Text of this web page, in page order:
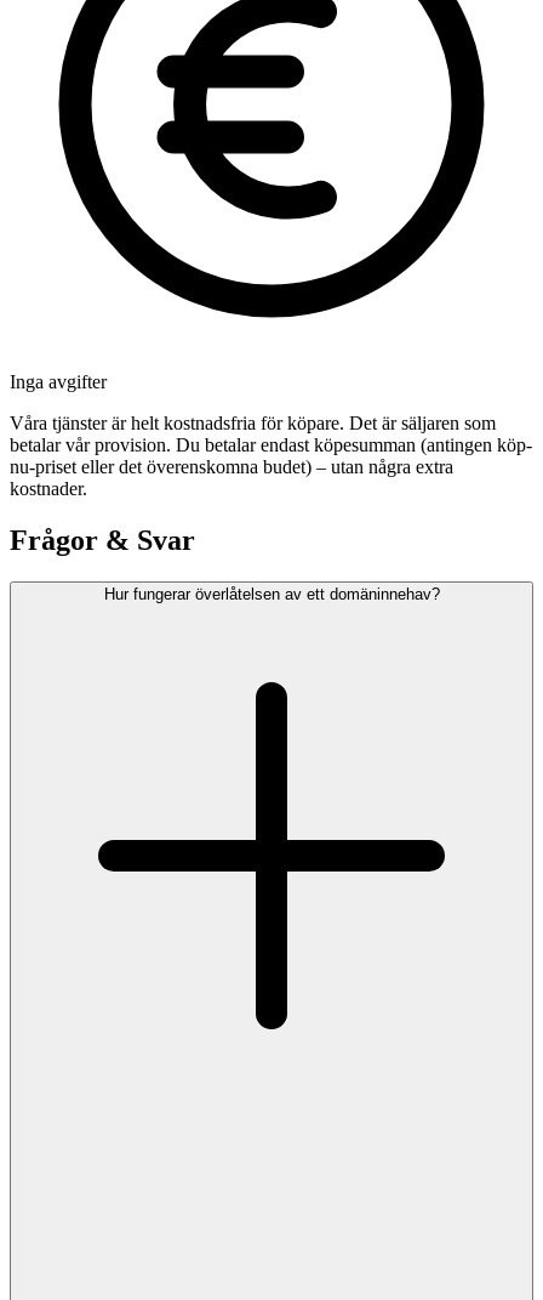
Inga avgifter
Våra tjänster är helt kostnadsfria för köpare. Det är säljaren som
betalar vår provision. Du betalar endast köpesumman (antingen köp-
nu-priset eller det överenskomna budet) – utan några extra
kostnader.
Frågor & Svar
Hur fungerar överlåtelsen av ett domäninnehav?